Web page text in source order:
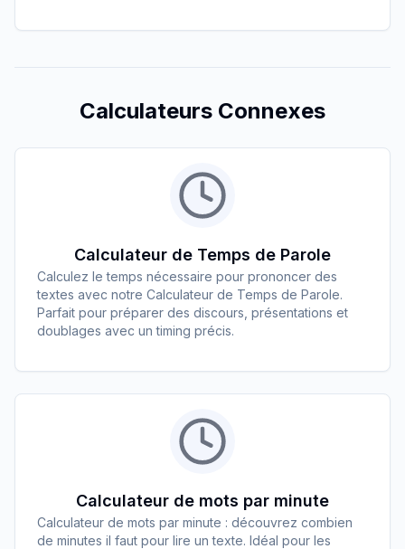
Calculateurs Connexes
Calculateur de Temps de Parole
Calculez le temps nécessaire pour prononcer des
textes avec notre Calculateur de Temps de Parole.
Parfait pour préparer des discours, présentations et
doublages avec un timing précis.
Calculateur de mots par minute
Calculateur de mots par minute : découvrez combien
de minutes il faut pour lire un texte. Idéal pour les